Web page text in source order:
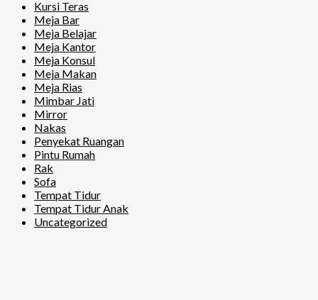
Kursi Teras
Meja Bar
Meja Belajar
Meja Kantor
Meja Konsul
Meja Makan
Meja Rias
Mimbar Jati
Mirror
Nakas
Penyekat Ruangan
Pintu Rumah
Rak
Sofa
Tempat Tidur
Tempat Tidur Anak
Uncategorized